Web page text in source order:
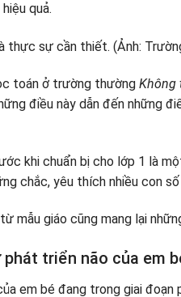
quả.
toán ở trường thường Không
điều này dẫn đến những
khi chuẩn bị cho lớp 1 là
chắc, yêu thích nhiều con
mẫu giáo cũng mang lại
triển não của em
em bé đang trong giai đoạn